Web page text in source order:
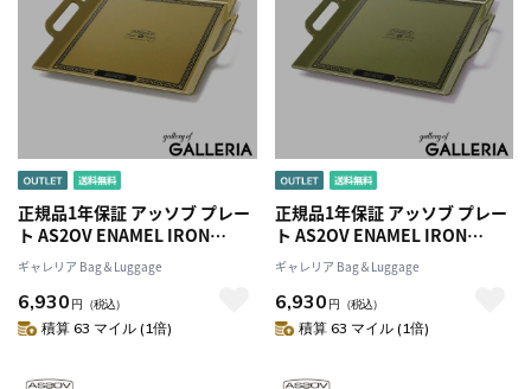
正規品1年保証 アッソブ プレー
ト AS2OV ENAMEL IRON
PLATE ホーロー フライパン 鉄
板 調理 料理 錆びにくい 琺瑯 角
型 皿 IH対応 直火 クッカー
BBQ キャンプ アウトドア ブラ
ギャレリア Bag＆Luggage
6,930 円 （税込）
積算 63 マイル (1倍)
正規品1年保証 アッソブ プレー
ト AS2OV ENAMEL IRON
PLATE ホーロー フライパン 鉄
板 調理 料理 錆びにくい 琺瑯 角
型 皿 IH対応 直火 クッカー
BBQ キャンプ アウトドア ブラ
ギャレリア Bag＆Luggage
6,930 円 （税込）
積算 63 マイル (1倍)